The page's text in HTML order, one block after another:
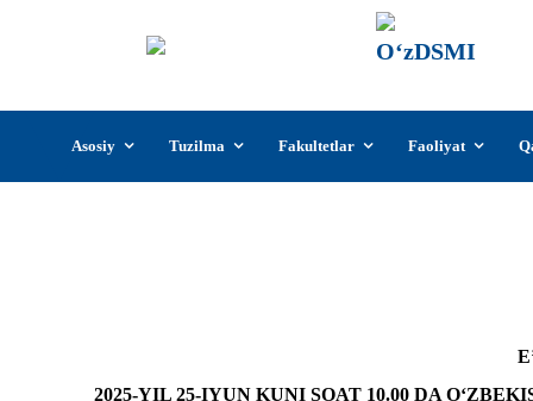
content
Asosiy Tuzilma Fakultetlar Faoliyat
2025-YIL 25-IYUN KUNI SOAT 10.00 DA